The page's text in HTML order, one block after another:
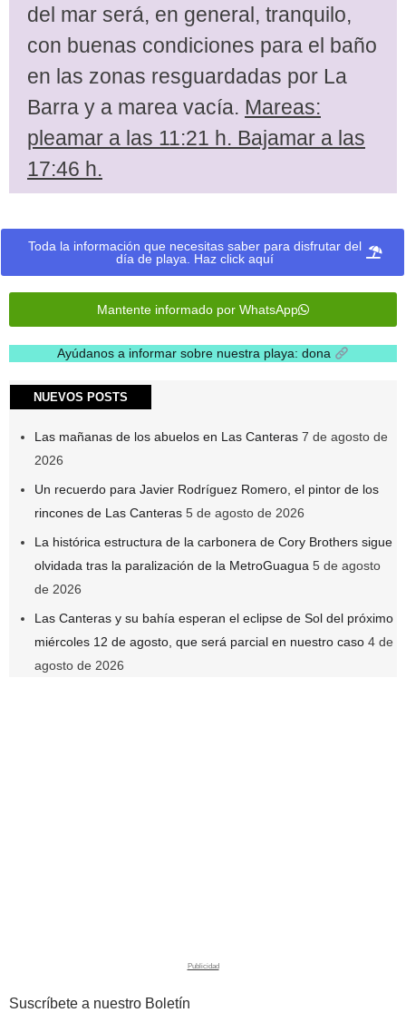
del mar será, en general, tranquilo,
con buenas condiciones para el baño
en las zonas resguardadas por La
Barra y a marea vacía. Mareas:
pleamar a las 11:21 h. Bajamar a las
17:46 h.
Toda la información que necesitas saber para disfrutar del
día de playa. Haz click aquí
Mantente informado por WhatsApp
Ayúdanos a informar sobre nuestra playa: dona
NUEVOS POSTS
.
Las mañanas de los abuelos en Las Canteras 7 de agosto de
2026
Un recuerdo para Javier Rodríguez Romero, el pintor de los
rincones de Las Canteras 5 de agosto de 2026
La histórica estructura de la carbonera de Cory Brothers sigue
olvidada tras la paralización de la MetroGuagua 5 de agosto
de 2026
Las Canteras y su bahía esperan el eclipse de Sol del próximo
miércoles 12 de agosto, que será parcial en nuestro caso 4 de
agosto de 2026
Suscríbete a nuestro Boletín